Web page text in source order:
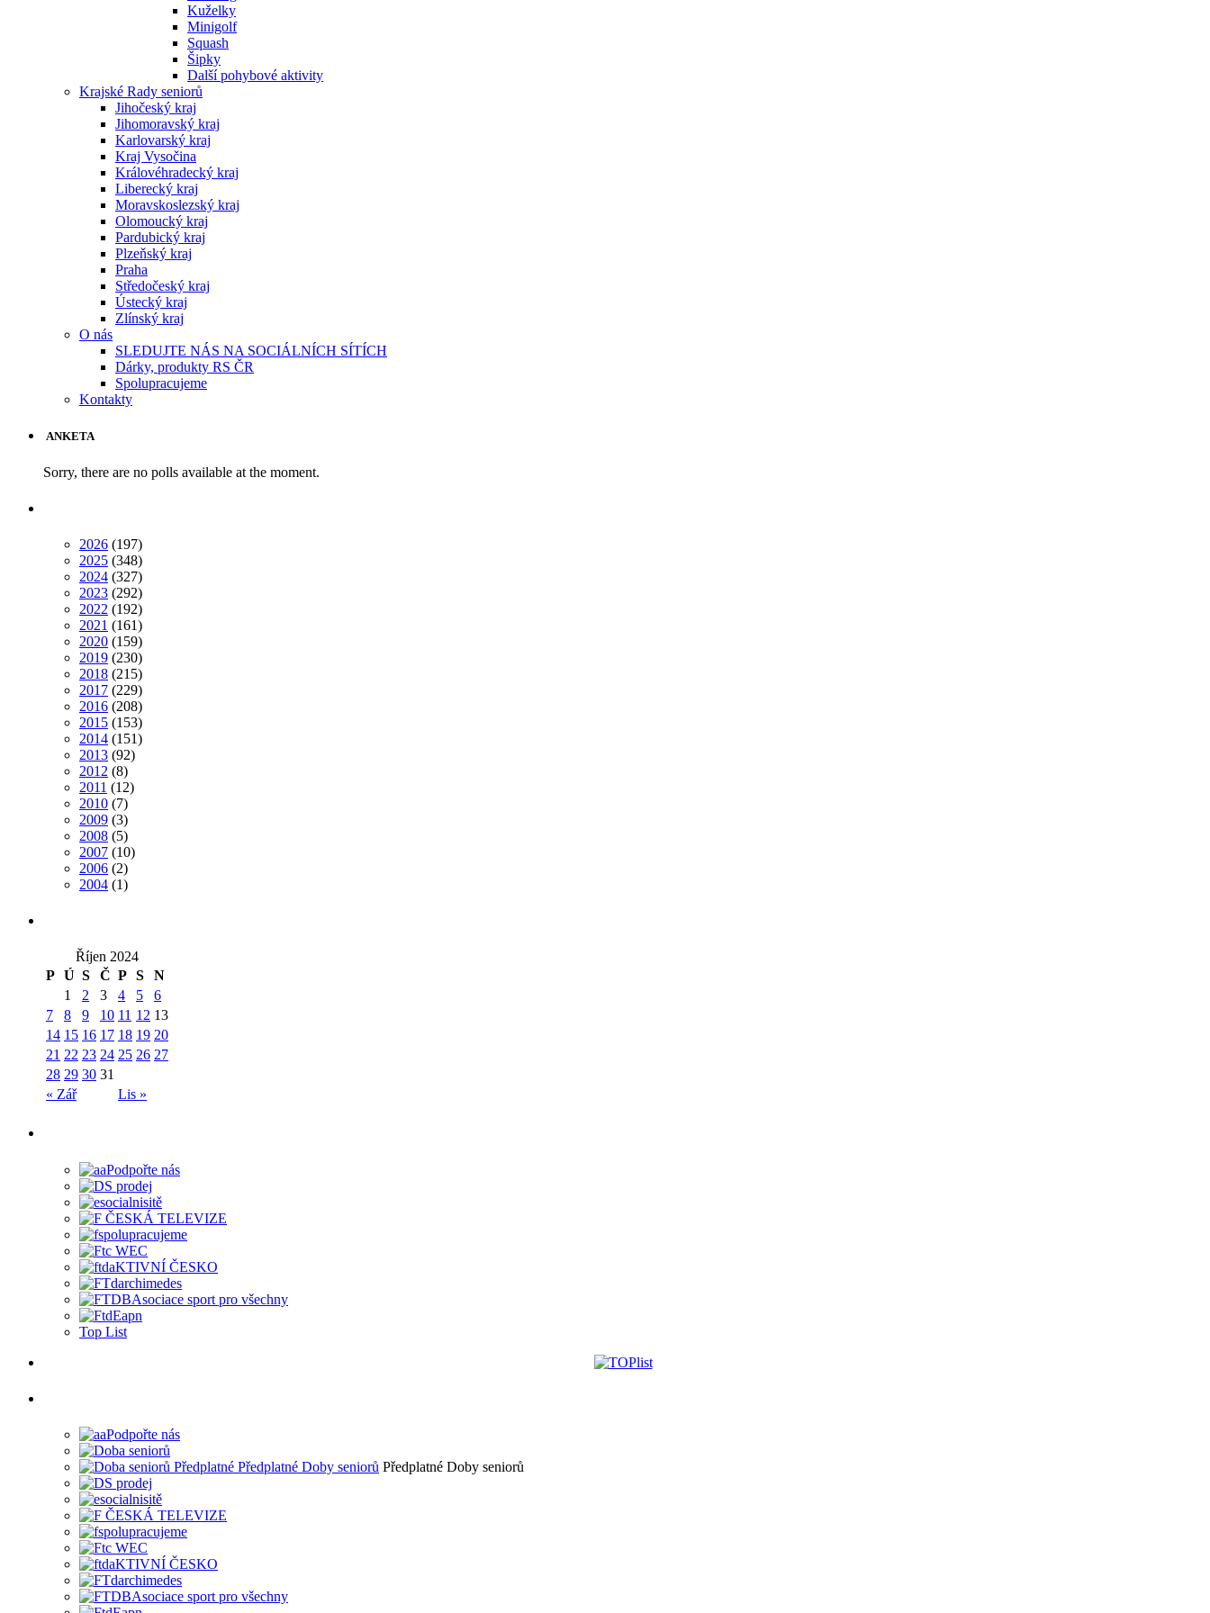
Kuželky
Minigolf
Squash
Šipky
Další pohybové aktivity
Krajské Rady seniorů
Jihočeský kraj
Jihomoravský kraj
Karlovarský kraj
Kraj Vysočina
Královéhradecký kraj
Liberecký kraj
Moravskoslezský kraj
Olomoucký kraj
Pardubický kraj
Plzeňský kraj
Praha
Středočeský kraj
Ústecký kraj
Zlínský kraj
O nás
SLEDUJTE NÁS NA SOCIÁLNÍCH SÍTÍCH
Dárky, produkty RS ČR
Spolupracujeme
Kontakty
ANKETA
Sorry, there are no polls available at the moment.
2026 (197)
2025 (348)
2024 (327)
2023 (292)
2022 (192)
2021 (161)
2020 (159)
2019 (230)
2018 (215)
2017 (229)
2016 (208)
2015 (153)
2014 (151)
2013 (92)
2012 (8)
2011 (12)
2010 (7)
2009 (3)
2008 (5)
2007 (10)
2006 (2)
2004 (1)
Říjen 2024
P Ú S Č P S N
« Zář Lis »
1 2 3 4 5
6
7
8 9 10 11 12 13
14 15 16 17 18 19 20
21 22 23 24 25 26 27
28 29 30 31
Top List
Předplatné Doby seniorů